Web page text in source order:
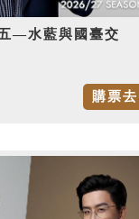
—水藍與國臺交
購票去